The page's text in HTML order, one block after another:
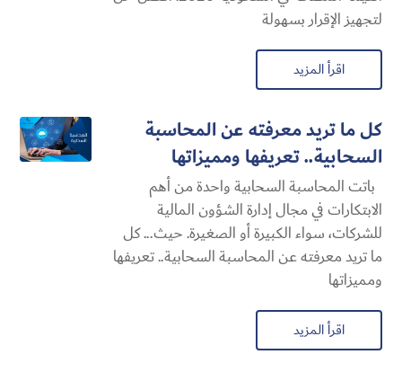
لتجهيز الإقرار بسهولة
اقرأ المزيد
كل ما تريد معرفته عن المحاسبة
السحابية​.. تعريفها ومميزاتها
باتت المحاسبة السحابية​ واحدة من أهم
الابتكارات في مجال إدارة الشؤون المالية
للشركات، سواء الكبيرة أو الصغيرة. حيث... كل
ما تريد معرفته عن المحاسبة السحابية​.. تعريفها
ومميزاتها
اقرأ المزيد